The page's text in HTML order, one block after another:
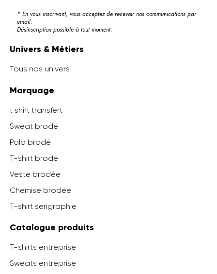
* En vous inscrivant, vous acceptez de recevoir nos communications par
email.
Désinscription possible à tout moment.
Univers & Métiers
Tous nos univers
Marquage
t shirt transfert
Sweat brodé
Polo brodé
T-shirt brodé
Veste brodée
Chemise brodée
T-shirt serigraphie
Catalogue produits
T-shirts entreprise
Sweats entreprise